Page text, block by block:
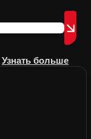
Узнать больше